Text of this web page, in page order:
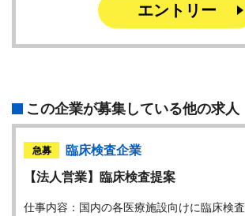
エントリー
この企業が募集している他の求人
急募
臨床検査企業
【法人営業】臨床検査提案
仕事内容：国内の各医療施設向けに臨床検査